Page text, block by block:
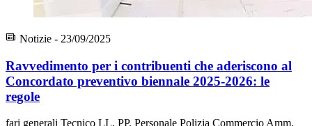
Notizie - 23/09/2025
Ravvedimento per i contribuenti che aderiscono al
Concordato preventivo biennale 2025-2026: le
regole
fari generali Tecnico LL. PP. Personale Polizia Commercio Amm.